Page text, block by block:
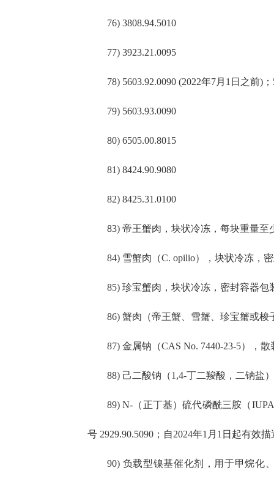
76) 3808.94.5010
77) 3923.21.0095
78) 5603.92.0090 (2022年7月1日之前)
79) 5603.93.0090
80) 6505.00.8015
81) 8424.90.9080
82) 8425.31.0100
83) 帝王蟹肉，块状冷冻，每块重量至
84) 雪蟹肉（C. opilio），块状冷冻，
85) 珍宝蟹肉，块状冷冻，密封容器包
86) 蟹肉（帝王蟹、雪蟹、珍宝蟹或梭
87) 金属钠（CAS No. 7440-23-5），
88) 己二酸钠（1,4-丁二羧酸，二钠盐
89) N-（正丁基）硫代磷酰三胺（
号 2929.90.5090；自2024年1月1日起有效
90) 负载型镍基催化剂，用于甲烷化